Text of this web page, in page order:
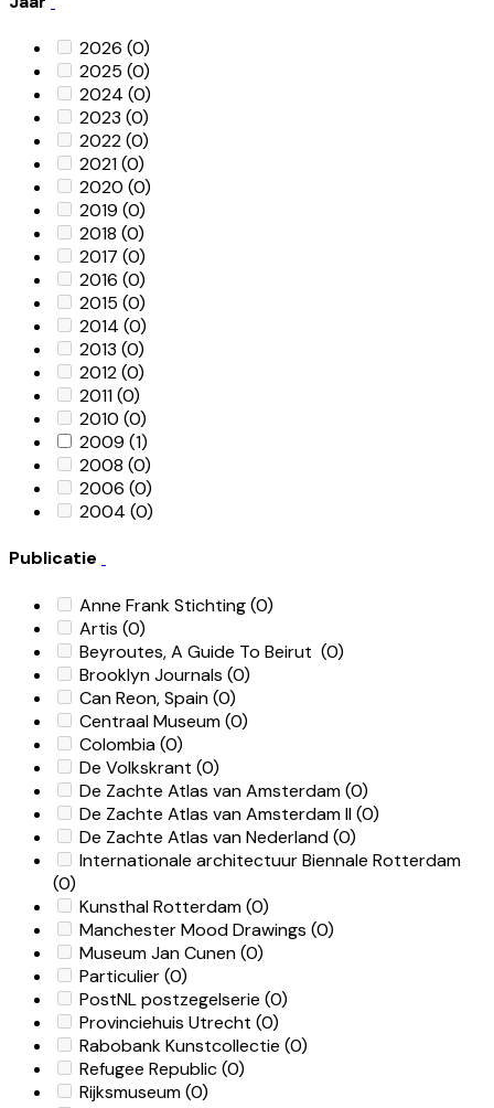
2026 (0)
2025 (0)
2024 (0)
2023 (0)
2022(0)
2021(0)
2020 (0)
2019 (0)
2018 (0)
2017 (0)
2016 (0)
2015 (0)
2014 (0)
2013 (0)
2012(0)
2011(0)
2010 (0)
2009 (1)
2008 (0)
2006 (0)
2004 (0)
Publicatie
Anne Frank Stichting(0)
Artis (0)
Beyroutes, A Guide To Beirut (0)
Brooklyn Journals (0)
Can Reon, Spain(0)
Centraal Museum(0)
Colombia(0)
De Volkskrant (0)
De Zachte Atlas van Amsterdam(0)
De Zachte Atlas van Amsterdam II(0)
De Zachte Atlas van Nederland(0)
Internationale architectuur Biennale Rotterdam
(0)
Kunsthal Rotterdam(0)
Manchester Mood Drawings (0)
Museum Jan Cunen(0)
Particulier(0)
PostNL postzegelserie (0)
Provinciehuis Utrecht (0)
Rabobank Kunstcollectie (0)
Refugee Republic(0)
Rijksmuseum(0)